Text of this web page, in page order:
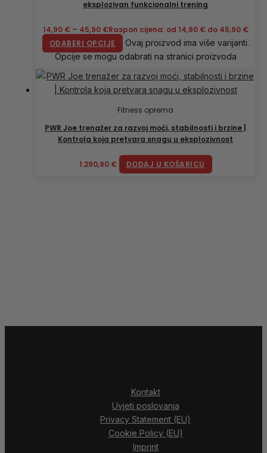
eksplozivan funkcionalni trening
14,90 € – 45,90 €Raspon cijena: od 14,90 € do 45,90 €
ODABERI OPCIJE
Ovaj proizvod ima više varijanti.
Opcije se mogu odabrati na stranici proizvoda
Fitness oprema
PWR Joe trenažer za razvoj moći, stabilnosti i brzine |
Kontrola koja pretvara snagu u eksplozivnost
1.290,90 € DODAJ U KOŠARICU
Kontakt
Uvjeti poslovanja
Privacy Statement (EU)
Cookie Policy (EU)
Imprint